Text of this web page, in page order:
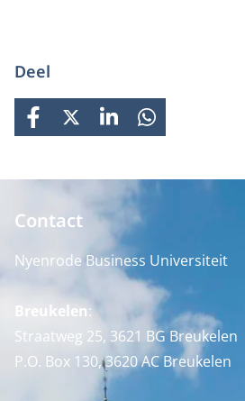
Deel
FACEBOOK
X LINKEDINWHATSAPP
Contact
Nyenrode Business Universiteit
Breukelen:
Straatweg 25, 3621 BG Breukelen
P.O. Box 130, 3620 AC Breukelen